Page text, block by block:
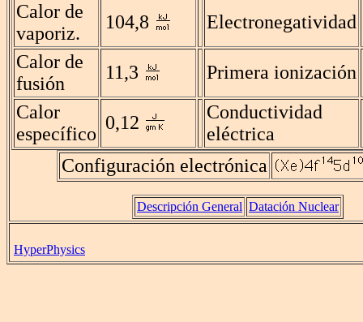
Calor de
vaporiz.
104,8
Electronegatividad
Calor de
fusión
11,3
Primera ionización
Calor
específico
0,12
Conductividad
eléctrica
Configuración electrónica
Descripción General Datación Nuclear
HyperPhysics